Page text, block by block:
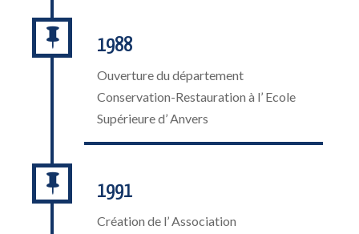
 1988
Ouverture du département
Conservation-Restauration à l’ Ecole
Supérieure d’ Anvers
 1991
Création de l’ Association